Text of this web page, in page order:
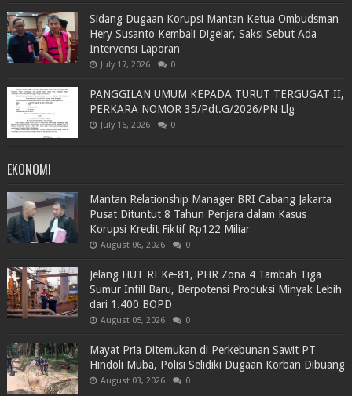
Sidang Dugaan Korupsi Mantan Ketua Ombudsman
Hery Susanto Kembali Digelar, Saksi Sebut Ada
Intervensi Laporan
July 17, 2026 0
PANGGILAN UMUM KEPADA TURUT TERGUGAT II,
PERKARA NOMOR 35/Pdt.G/2026/PN Llg
July 16, 2026 0
EKONOMI
Mantan Relationship Manager BRI Cabang Jakarta
Pusat Dituntut 8 Tahun Penjara dalam Kasus
Korupsi Kredit Fiktif Rp122 Miliar
August 06, 2026 0
Jelang HUT RI Ke-81, PHR Zona 4 Tambah Tiga
Sumur Infill Baru, Berpotensi Produksi Minyak Lebih
dari 1.400 BOPD
August 05, 2026 0
Mayat Pria Ditemukan di Perkebunan Sawit PT
Hindoli Muba, Polisi Selidiki Dugaan Korban Dibuang
August 03, 2026 0